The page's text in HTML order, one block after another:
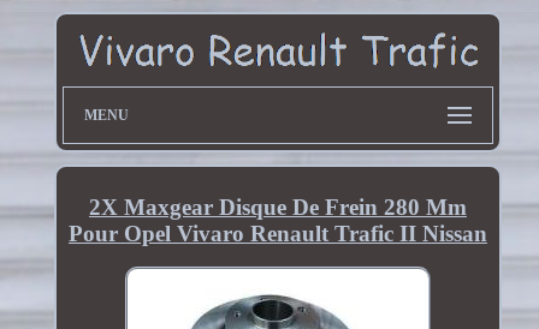
MENU
2X Maxgear Disque De Frein 280 Mm
Pour Opel Vivaro Renault Trafic II Nissan